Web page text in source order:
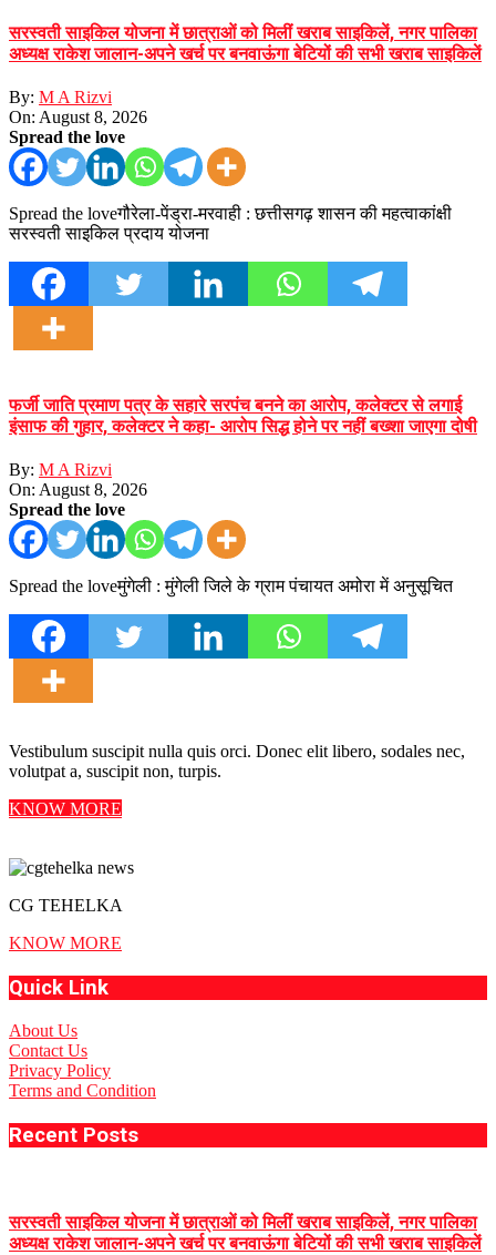
सरस्वती साइकिल योजना में छात्राओं को मिलीं खराब साइकिलें, नगर पालिका
अध्यक्ष राकेश जालान-अपने खर्च पर बनवाऊंगा बेटियों की सभी खराब साइकिलें
By: M A Rizvi
On: August 8, 2026
Spread the love
Spread the loveगौरेला-पेंड्रा-मरवाही : छत्तीसगढ़ शासन की महत्वाकांक्षी
सरस्वती साइकिल प्रदाय योजना
फर्जी जाति प्रमाण पत्र के सहारे सरपंच बनने का आरोप, कलेक्टर से लगाई
इंसाफ की गुहार, कलेक्टर ने कहा- आरोप सिद्ध होने पर नहीं बख्शा जाएगा दोषी
By: M A Rizvi
On: August 8, 2026
Spread the love
Spread the loveमुंगेली : मुंगेली जिले के ग्राम पंचायत अमोरा में अनुसूचित
Vestibulum suscipit nulla quis orci. Donec elit libero, sodales nec,
volutpat a, suscipit non, turpis.
KNOW MORE
CG TEHELKA
KNOW MORE
Quick Link
About Us
Contact Us
Privacy Policy
Terms and Condition
Recent Posts
सरस्वती साइकिल योजना में छात्राओं को मिलीं खराब साइकिलें, नगर पालिका
अध्यक्ष राकेश जालान-अपने खर्च पर बनवाऊंगा बेटियों की सभी खराब साइकिलें